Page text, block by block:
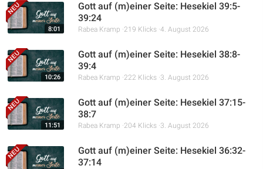
8:01
Gott auf (m)einer Seite: Hesekiel 39:5-
39:24
Rabea Kramp 219 Klicks 4. August 2026
10:26
Gott auf (m)einer Seite: Hesekiel 38:8-
39:4
Rabea Kramp 222 Klicks 3. August 2026
11:51
Gott auf (m)einer Seite: Hesekiel 37:15-
38:7
Rabea Kramp 204 Klicks 3. August 2026
Gott auf (m)einer Seite: Hesekiel 36:32-
37:14